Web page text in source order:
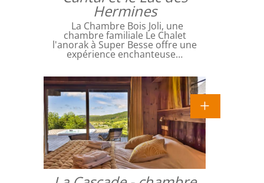
Hermines
La Chambre Bois Joli, une
chambre familiale Le Chalet
l'anorak à Super Besse offre une
expérience enchanteuse…